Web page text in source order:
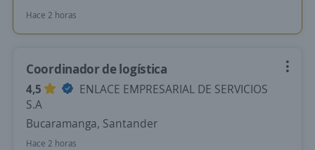
Hace 2 horas
Coordinador de logística
4,5
ENLACE EMPRESARIAL DE SERVICIOS
S.A
Bucaramanga, Santander
Hace 2 horas